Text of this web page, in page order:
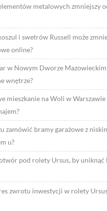
metalowych zmniejszy
i swetrów Russell może
online?
w Nowym Dworze
wnętrze?
mieszkanie na Woli w Warszawie
zamówić bramy garażowe z
u?
pod rolety Ursus, by uniknąć
zwrotu inwestycji w rolety